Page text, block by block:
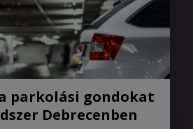
parkolási gondokat
Debrecenben